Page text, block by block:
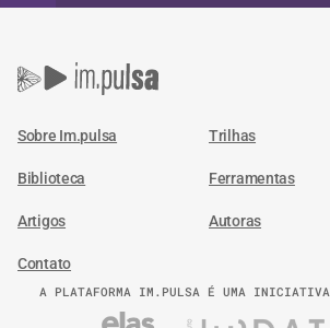
Sobre Im.pulsa Trilhas
Biblioteca Ferramentas
Artigos Autoras
Contato
A PLATAFORMA IM.PULSA É UMA INICIATIVA